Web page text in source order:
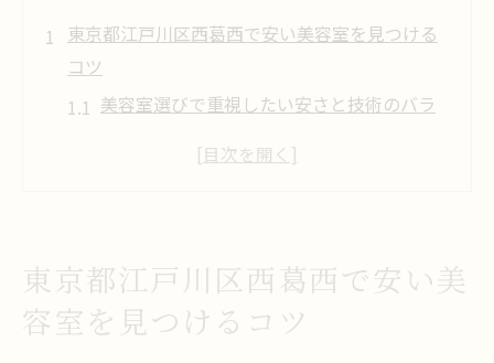
東京都江戸川区西葛西で安い美容室を見つける
コツ
美容室選びで重視したい安さと技術のバラ
ント
口コミでわかる美容室の安さと満足度の関
東京都江戸川区西葛西で安い美
容室を見つけるコツ